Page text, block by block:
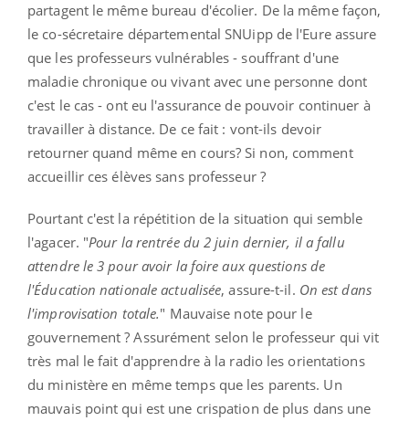
partagent le même bureau d'écolier. De la même façon,
le co-sécretaire départemental SNUipp de l'Eure assure
que les professeurs vulnérables - souffrant d'une
maladie chronique ou vivant avec une personne dont
c'est le cas - ont eu l'assurance de pouvoir continuer à
travailler à distance. De ce fait : vont-ils devoir
retourner quand même en cours? Si non, comment
accueillir ces élèves sans professeur ?
Pourtant c'est la répétition de la situation qui semble
l'agacer. "Pour la rentrée du 2 juin dernier, il a fallu
attendre le 3 pour avoir la foire aux questions de
l'Éducation nationale actualisée, assure-t-il. On est dans
l'improvisation totale." Mauvaise note pour le
gouvernement ? Assurément selon le professeur qui vit
très mal le fait d'apprendre à la radio les orientations
du ministère en même temps que les parents. Un
mauvais point qui est une crispation de plus dans une